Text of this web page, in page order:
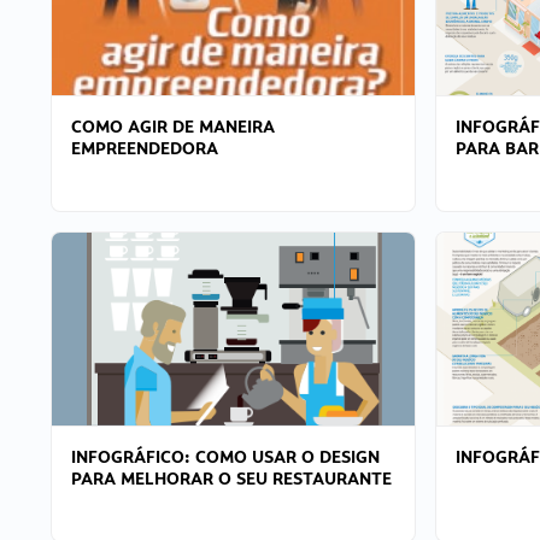
COMO AGIR DE MANEIRA
EMPREENDEDORA
PARA
INFOGRÁFICO: COMO USAR O DESIGN
PARA MELHORAR O SEU RESTAURANTE